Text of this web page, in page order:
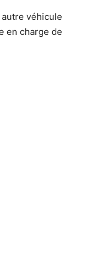
véhicule
en charge de